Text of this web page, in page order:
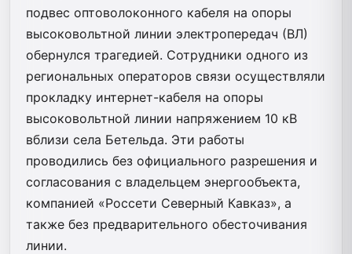
подвес оптоволоконного кабеля на опоры
высоковольтной линии электропередач (ВЛ)
обернулся трагедией. Сотрудники одного из
региональных операторов связи осуществляли
прокладку интернет-кабеля на опоры
высоковольтной линии напряжением 10 кВ
вблизи села Бетельда. Эти работы
проводились без официального разрешения и
согласования с владельцем энергообъекта,
компанией «Россети Северный Кавказ», а
также без предварительного обесточивания
линии.